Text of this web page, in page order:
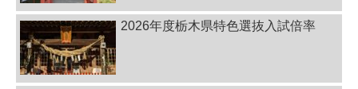
2026年度栃木県特色選抜入試倍率